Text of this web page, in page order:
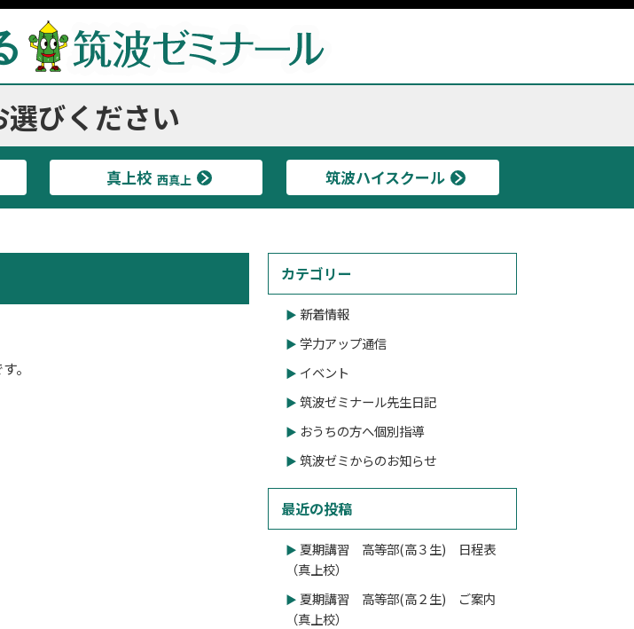
びください
真上校 西真上 筑波ハイスクール
。
カテゴリー
新着情報
学力アップ通信
イベント
筑波ゼミナール先生日記
おうちの方へ個別指導
筑波ゼミからのお知らせ
最近の投稿
夏期講習 高等部(高３生) 日程表
（真上校）
夏期講習 高等部(高２生) ご案内
（真上校）